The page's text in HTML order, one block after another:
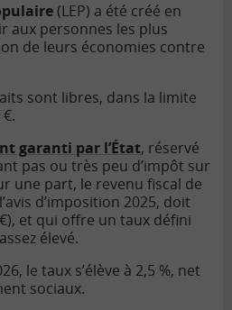
(LEP) a été créé en
aux personnes les plus
de leurs économies contre
sont libres, dans la limite
garanti par l’État, réservé
pas ou très peu d’impôt sur
une part, le revenu fiscal de
d’imposition 2025, doit
et qui offre un taux défini
élevé.
le taux s’élève à 2,5 %, net
sociaux.